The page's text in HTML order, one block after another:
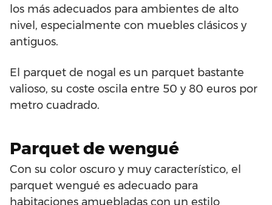
los más adecuados para ambientes de alto
nivel, especialmente con muebles clásicos y
antiguos.
El parquet de nogal es un parquet bastante
valioso, su coste oscila entre 50 y 80 euros por
metro cuadrado.
Parquet de wengué
Con su color oscuro y muy característico, el
parquet wengué es adecuado para
habitaciones amuebladas con un estilo